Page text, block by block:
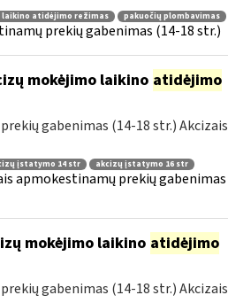
laikino atidėjimo režimas
pakuočių plombavimas
prekių gabenimas (14-18 str.)
mokėjimo laikino atidėjimo
gabenimas (14-18 str.) Akcizais
įstatymo 14 str
akcizų įstatymo 16 str
apmokestinamų prekių gabenimas
mokėjimo laikino atidėjimo
gabenimas (14-18 str.) Akcizais